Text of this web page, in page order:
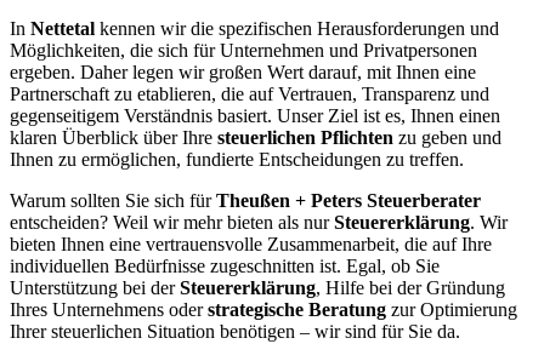
In Nettetal kennen wir die spezifischen Herausforderungen und
Möglichkeiten, die sich für Unternehmen und Privatpersonen
ergeben. Daher legen wir großen Wert darauf, mit Ihnen eine
Partnerschaft zu etablieren, die auf Vertrauen, Transparenz und
gegenseitigem Verständnis basiert. Unser Ziel ist es, Ihnen einen
klaren Überblick über Ihre steuerlichen Pflichten zu geben und
Ihnen zu ermöglichen, fundierte Entscheidungen zu treffen.
Warum sollten Sie sich fürTheußen + Peters Steuerberater
entscheiden? Weil wir mehr bieten als nurSteuererklärung. Wir
bieten Ihnen eine vertrauensvolle Zusammenarbeit, die auf Ihre
individuellen Bedürfnisse zugeschnitten ist. Egal, ob Sie
Unterstützung bei derSteuererklärung, Hilfe bei der Gründung
Ihres Unternehmens oderstrategische Beratung zur Optimierung
Ihrer steuerlichen Situation benötigen – wir sind für Sie da.